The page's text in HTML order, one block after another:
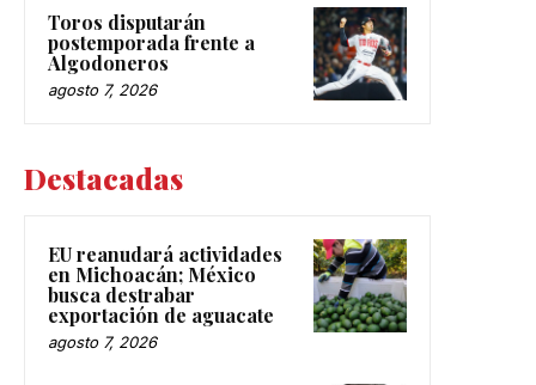
Toros disputarán
postemporada frente a
Algodoneros
agosto 7, 2026
Destacadas
EU reanudará actividades
en Michoacán; México
busca destrabar
exportación de aguacate
agosto 7, 2026